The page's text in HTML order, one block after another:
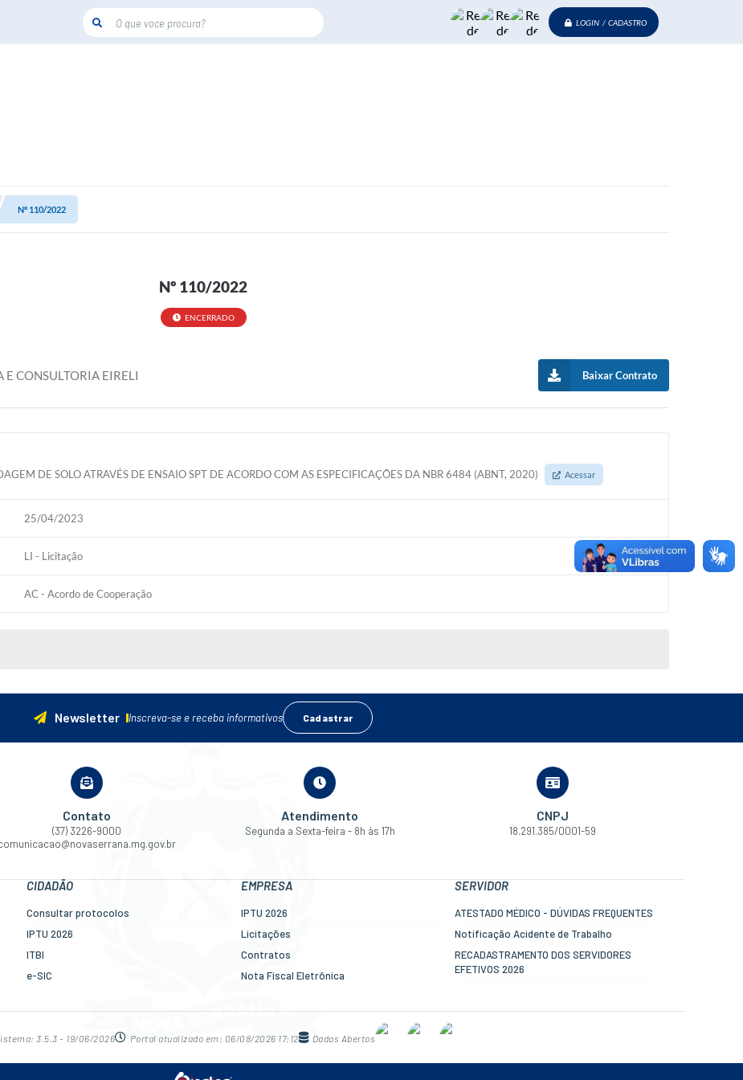
LOGIN / CADASTRO
O que voce procura?
Nº 110/2022
Nº 110/2022
ENCERRADO
CONSULTORIA EIRELI Baixar Contrato
DE SOLO ATRAVÉS DE ENSAIO SPT DE ACORDO COM AS ESPECIFICAÇÕES DA NBR 6484 (ABNT, 2020)
Acessar
25/04/2023
LI - Licitação
AC - Acordo de Cooperação
Newsletter Inscreva-se e receba informativos Cadastrar
Contato
(37) 3226-9000
Atendimento
Segunda a Sexta-feira - 8h às 17h
CNPJ
18.291.385/0001-59
CIDADÃO
Consultar protocolos
IPTU 2026
ITBI
e-SIC
Diário Oficial
EMPRESA
IPTU 2026
Licitações
Contratos
Nota Fiscal Eletrônica
Newslatter
SERVIDOR
ATESTADO MÉDICO - DÚVIDAS FREQUENTES
Notificação Acidente de Trabalho
RECADASTRAMENTO DOS SERVIDORES
EFETIVOS 2026
Contracheque online
3.5.3 - 19/06/2026 Portal atualizado em: 06/08/2026 17:12 Dados Abertos